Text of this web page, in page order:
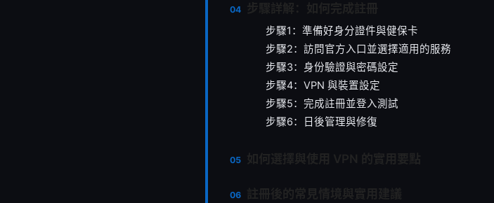
步驟1：準備好身分證件與健保卡
步驟2：訪問官方入口並選擇適用的服務
步驟3：身份驗證與密碼設定
步驟4：VPN 與裝置設定
步驟5：完成註冊並登入測試
步驟6：日後管理與修復